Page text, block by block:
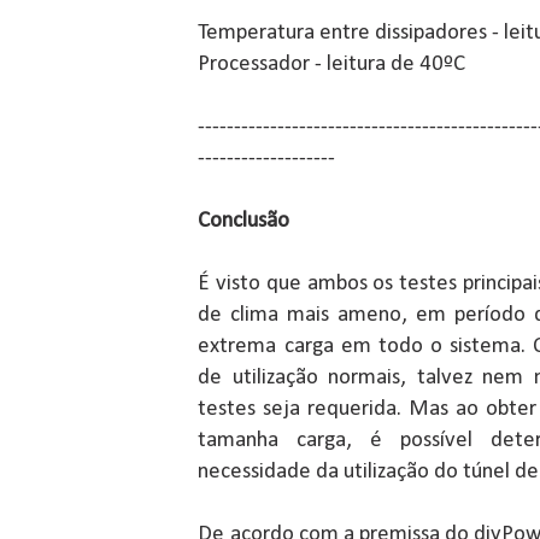
Temperatura entre dissipadores -
Processador - leitura de 40ºC
-------------------
Conclusão
É visto que ambos os testes
de clima mais ameno, em
extrema carga em todo o sistema.
de utilização normais, talvez nem
testes seja requerida. Mas ao
tamanha carga, é possível
necessidade da utilização do túnel
De acordo com a premissa do